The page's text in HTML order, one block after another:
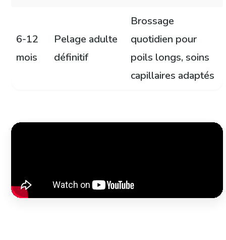
6-12
mois
Pelage adulte
définitif
Brossage
quotidien pour
poils longs, soins
capillaires adaptés